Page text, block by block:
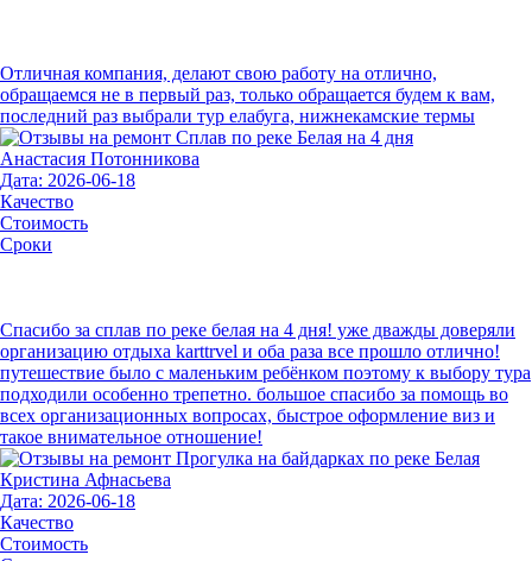
Отличная компания, делают свою работу на отлично,
обращаемся не в первый раз, только обращается будем к вам,
последний раз выбрали тур елабуга, нижнекамские термы
Анастасия Потонникова
Дата: 2026-06-18
Качество
Стоимость
Сроки
Спасибо за сплав по реке белая на 4 дня! уже дважды доверяли
организацию отдыха karttrvel и оба раза все прошло отлично!
путешествие было с маленьким ребёнком поэтому к выбору тура
подходили особенно трепетно. большое спасибо за помощь во
всех организационных вопросах, быстрое оформление виз и
такое внимательное отношение!
Кристина Афнасьева
Дата: 2026-06-18
Качество
Стоимость